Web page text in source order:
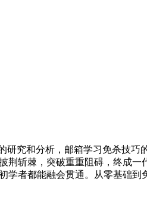
究和分析，邮箱学习免杀技巧
斩棘，突破重重阻碍，终成
学者都能融会贯通。从零基础